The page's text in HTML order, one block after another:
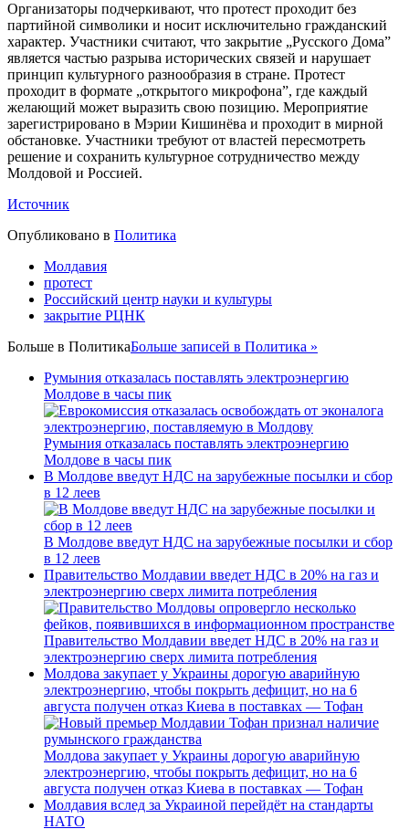
Организаторы подчеркивают, что протест проходит без
партийной символики и носит исключительно гражданский
характер. Участники считают, что закрытие „Русского Дома”
является частью разрыва исторических связей и нарушает
принцип культурного разнообразия в стране. Протест
проходит в формате „открытого микрофона”, где каждый
желающий может выразить свою позицию. Мероприятие
зарегистрировано в Мэрии Кишинёва и проходит в мирной
обстановке. Участники требуют от властей пересмотреть
решение и сохранить культурное сотрудничество между
Молдовой и Россией.
Источник
Опубликовано в Политика
Молдавия
протест
Российский центр науки и культуры
закрытие РЦНК
Больше в ПолитикаБольше записей в Политика »
Румыния отказалась поставлять электроэнергию
Молдове в часы пик
Румыния отказалась поставлять электроэнергию
Молдове в часы пик
В Молдове введут НДС на зарубежные посылки и сбор
в 12 леев
В Молдове введут НДС на зарубежные посылки и сбор
в 12 леев
Правительство Молдавии введет НДС в 20% на газ и
электроэнергию сверх лимита потребления
Правительство Молдавии введет НДС в 20% на газ и
электроэнергию сверх лимита потребления
Молдова закупает у Украины дорогую аварийную
электроэнергию, чтобы покрыть дефицит, но на 6
августа получен отказ Киева в поставках — Тофан
Молдова закупает у Украины дорогую аварийную
электроэнергию, чтобы покрыть дефицит, но на 6
августа получен отказ Киева в поставках — Тофан
Молдавия вслед за Украиной перейдёт на стандарты
НАТО